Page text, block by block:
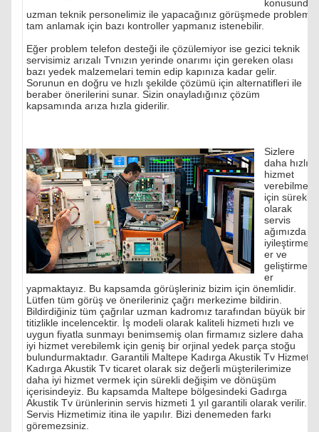
konusunda
uzman teknik personelimiz ile yapacağınız görüşmede problemi
tam anlamak için bazı kontroller yapmanız istenebilir.
Eğer problem telefon desteği ile çözülemiyor ise gezici teknik
servisimiz arızalı Tvnızın yerinde onarımı için gereken olası
bazı yedek malzemelari temin edip kapınıza kadar gelir.
Sorunun en doğru ve hızlı şekilde çözümü için alternatifleri ile
beraber önerilerini sunar. Sizin onayladığınız çözüm
kapsamında arıza hızla giderilir.
Sizlere
daha hızlı
hizmet
verebilmek
için sürekli
olarak
servis
ağımızda
iyileştirmel
er ve
geliştirmel
er
yapmaktayız. Bu kapsamda görüşleriniz bizim için önemlidir.
Lütfen tüm görüş ve önerileriniz çağrı merkezime bildirin.
Bildirdiğiniz tüm çağrılar uzman kadromız tarafından büyük bir
titizlikle incelencektir. İş modeli olarak kaliteli hizmeti hızlı ve
uygun fiyatla sunmayı benimsemiş olan firmamız sizlere daha
iyi hizmet verebilemk için geniş bir orjinal yedek parça stoğu
bulundurmaktadır. Garantili Maltepe Kadırga Akustik Tv Hizmeti
Kadırga Akustik Tv ticaret olarak siz değerli müşterilerimize
daha iyi hizmet vermek için sürekli değişim ve dönüşüm
içerisindeyiz. Bu kapsamda Maltepe bölgesindeki Gadırga
Akustik Tv ürünlerinin servis hizmeti 1 yıl garantili olarak verilir.
Servis Hizmetimiz itina ile yapılır. Bizi denemeden farkı
göremezsiniz.